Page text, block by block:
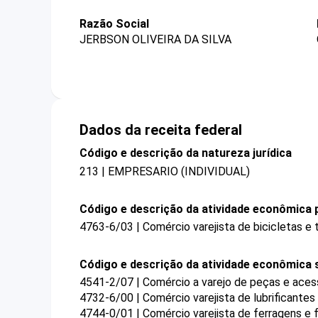
Razão Social
JERBSON OLIVEIRA DA SILVA
Dados da receita federal
Código e descrição da natureza jurídica
213 | EMPRESARIO (INDIVIDUAL)
Código e descrição da atividade econômica
4763-6/03 | Comércio varejista de bicicletas e
Código e descrição da atividade econômica
4541-2/07 | Comércio a varejo de peças e
4732-6/00 | Comércio varejista de lubrificantes
4744-0/01 | Comércio varejista de ferragens e